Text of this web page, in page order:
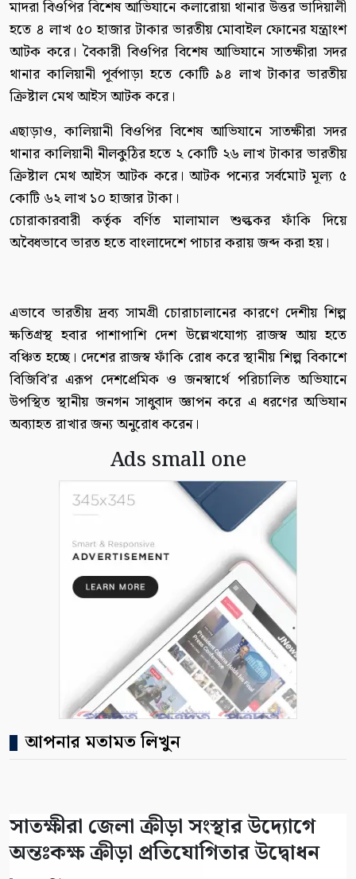
মাদরা বিওপির বিশেষ আভিযানে কলারোয়া থানার উত্তর ভাদিয়ালী
হতে ৪ লাখ ৫০ হাজার টাকার ভারতীয় মোবাইল ফোনের যন্ত্রাংশ
আটক করে। বৈকারী বিওপির বিশেষ আভিযানে সাতক্ষীরা সদর
থানার কালিয়ানী পূর্বপাড়া হতে কোটি ৯৪ লাখ টাকার ভারতীয়
ক্রিষ্টাল মেথ আইস আটক করে।
এছাড়াও, কালিয়ানী বিওপির বিশেষ আভিযানে সাতক্ষীরা সদর
থানার কালিয়ানী নীলকুঠির হতে ২ কোটি ২৬ লাখ টাকার ভারতীয়
ক্রিষ্টাল মেথ আইস আটক করে। আটক পন্যের সর্বমোট মূল্য ৫
কোটি ৬২ লাখ ১০ হাজার টাকা।
চোরাকারবারী কর্তৃক বর্ণিত মালামাল শুল্ককর ফাঁকি দিয়ে
অবৈধভাবে ভারত হতে বাংলাদেশে পাচার করায় জব্দ করা হয়।
এভাবে ভারতীয় দ্রব্য সামগ্রী চোরাচালানের কারণে দেশীয় শিল্প
ক্ষতিগ্রস্থ হবার পাশাপাশি দেশ উল্লেখযোগ্য রাজস্ব আয় হতে
বঞ্চিত হচ্ছে। দেশের রাজস্ব ফাঁকি রোধ করে স্থানীয় শিল্প বিকাশে
বিজিবি’র এরূপ দেশপ্রেমিক ও জনস্বার্থে পরিচালিত অভিযানে
উপস্থিত স্থানীয় জনগন সাধুবাদ জ্ঞাপন করে এ ধরণের অভিযান
অব্যাহত রাখার জন্য অনুরোধ করেন।
Ads small one
আপনার মতামত লিখুন
সাতক্ষীরা জেলা ক্রীড়া সংস্থার উদ্যোগে
অন্তঃকক্ষ ক্রীড়া প্রতিযোগিতার উদ্বোধন